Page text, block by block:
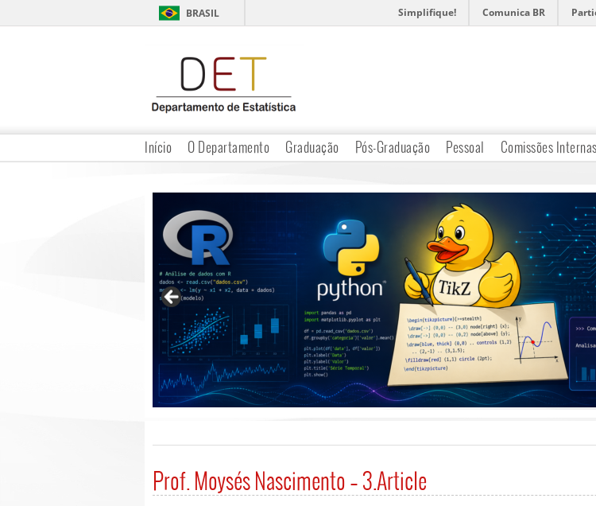
BRASIL Simplifique! Comunica BR
Início O Departamento Graduação Pós-Graduação Pessoal Comissões Internas
Prof. Moysés Nascimento – 3.Article